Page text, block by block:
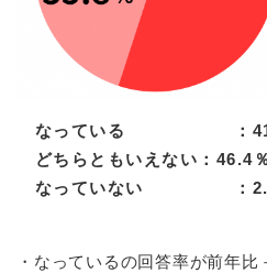
なっている ：
どちらともいえない：46.4
なっていない ：
・なっているの回答率が前年比